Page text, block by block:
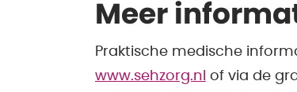
Meer
Praktische medische
www.sehzorg.nl of via de